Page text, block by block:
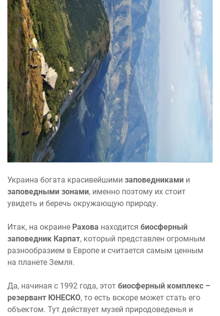
Украина богата красивейшими заповедниками и
заповедными зонами, именно поэтому их стоит
увидеть и беречь окружающую природу.
Итак, на окраине Рахова находится биосферный
заповедник Карпат, который представлен огромным
разнообразием в Европе и считается самым ценным
на планете Земля.
Да, начиная с 1992 года, этот биосферный комплекс –
резервант ЮНЕСКО, то есть вскоре может стать его
объектом. Тут действует музей природоведенья и